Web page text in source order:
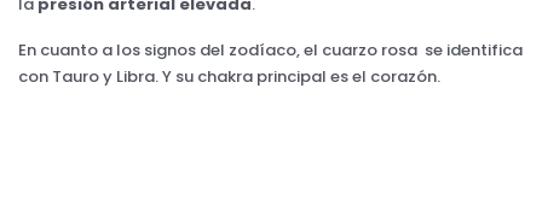
En cuanto a los signos del zodíaco, el cuarzo rosa se identifica
con Tauro y Libra. Y su chakra principal es el corazón.